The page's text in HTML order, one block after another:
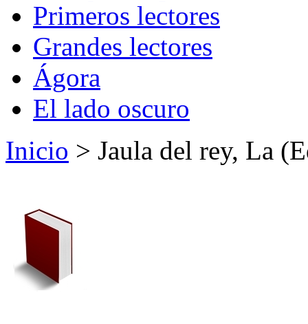
Primeros lectores
Grandes lectores
Ágora
El lado oscuro
Inicio > Jaula del rey, La